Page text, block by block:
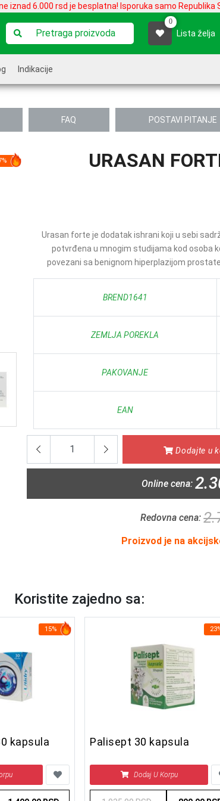
iznad 6.000 rsd je besplatna! Isporuka samo Republika
0
Lista želja
Indikacije
FAQ POSTAVI PITANJE
URASAN
Urasan forte je dodatak ishrani koji u sebi
potvrđena u mnogim studijama kod osoba
povezani sa benignom hiperplazijom
BREND1641
ZEMLJA POREKLA
PAKOVANJE
EAN
Dodajte u
Online cena:
Redovna cena:
Proizvod je na
Koristite zajedno sa:
15%
kapsula Palisept 30 kapsula
Dodaj U Korpu